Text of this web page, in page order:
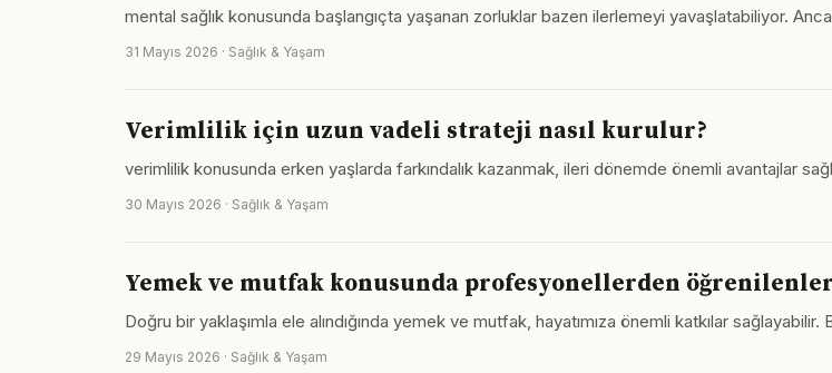
mental sağlık konusunda başlangıçta yaşanan zorluklar bazen ilerlemeyi yavaşlatabiliyor.
31 Mayıs 2026 · Sağlık & Yaşam
Verimlilik için uzun vadeli strateji nasıl kurulur?
verimlilik konusunda erken yaşlarda farkındalık kazanmak, ileri dönemde önemli avantajlar
30 Mayıs 2026 · Sağlık & Yaşam
Yemek ve mutfak konusunda profesyonellerden öğrenilenler
Doğru bir yaklaşımla ele alındığında yemek ve mutfak, hayatımıza önemli katkılar
29 Mayıs 2026 · Sağlık & Yaşam